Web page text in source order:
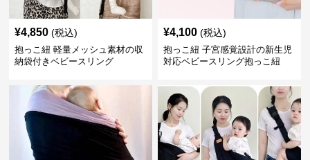
¥4,850 (税込)
抱っこ紐 軽量メッシュ素材の収
納袋付きベビースリング
¥4,100 (税込)
抱っこ紐 子宮感覚設計の新生児
対応ベビースリング抱っこ紐